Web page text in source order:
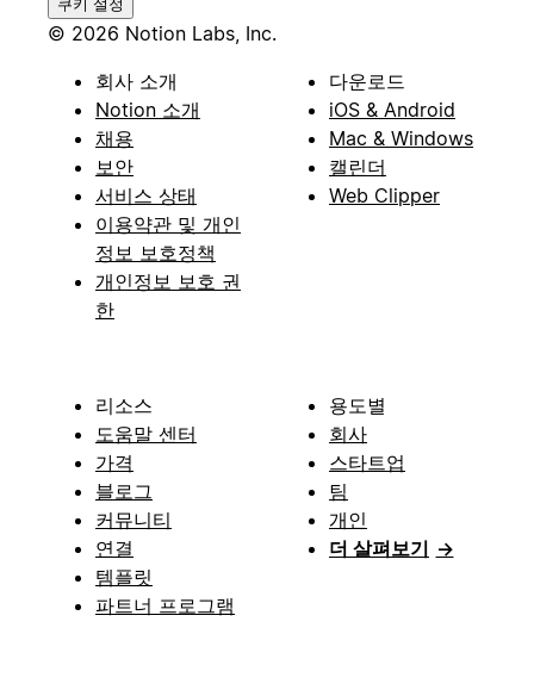
쿠키 설정
© 2026 Notion Labs, Inc.
회사 소개
Notion 소개
채용
보안
서비스 상태
이용약관 및 개인
정보 보호정책
개인정보 보호 권
한
다운로드
iOS & Android
Mac & Windows
캘린더
Web Clipper
리소스
도움말 센터
가격
블로그
커뮤니티
연결
템플릿
파트너 프로그램
용도별
회사
스타트업
팀
개인
더 살펴보기 →